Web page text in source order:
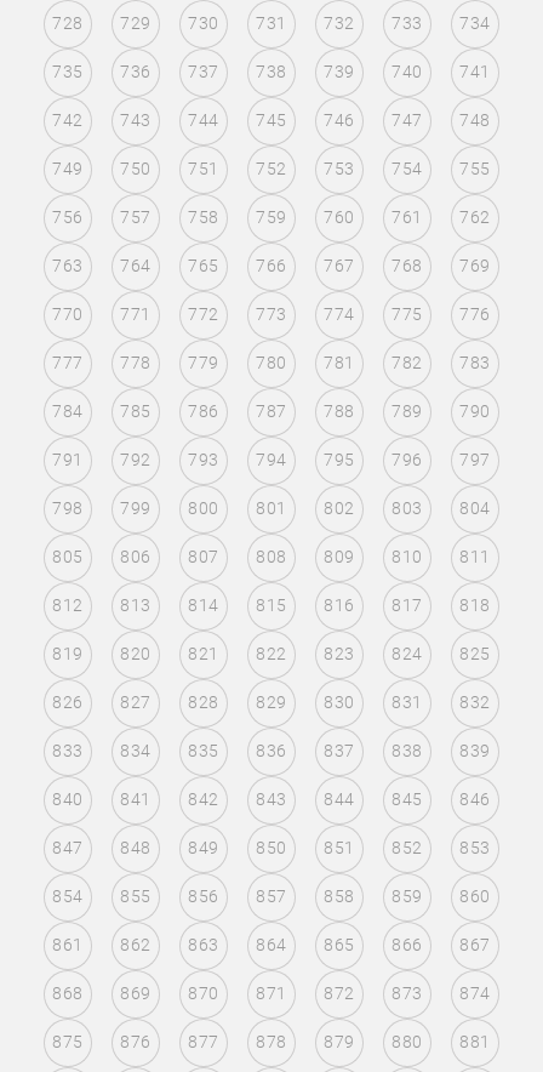
728 729 730 731 732 733 734
735 736 737 738 739 740 741
742 743 744 745 746 747 748
749 750 751 752 753 754 755
756 757 758 759 760 761 762
763 764 765 766 767 768 769
770 771 772 773 774 775 776
777 778 779 780 781 782 783
784 785 786 787 788 789 790
791 792 793 794 795 796 797
798 799 800 801 802 803 804
805 806 807 808 809 810 811
812 813 814 815 816 817 818
819 820 821 822 823 824 825
826 827 828 829 830 831 832
833 834 835 836 837 838 839
840 841 842 843 844 845 846
847 848 849 850 851 852 853
854 855 856 857 858 859 860
861 862 863 864 865 866 867
868 869 870 871 872 873 874
875 876 877 878 879 880 881